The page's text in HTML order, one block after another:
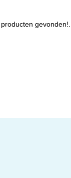
gevonden!...